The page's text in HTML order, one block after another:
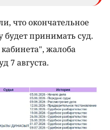
что окончательное
будет принимать суд.
жалоба
7 августа.